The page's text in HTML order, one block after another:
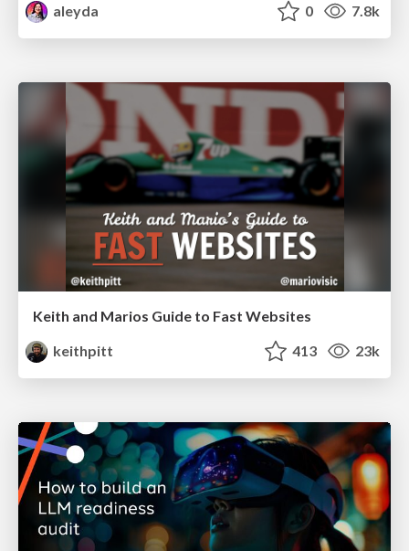
aleyda
0 7.8k
Keith and Marios Guide to Fast Websites
keithpitt
413 23k